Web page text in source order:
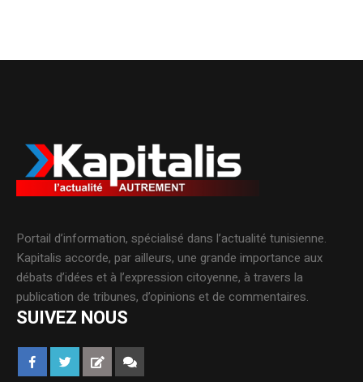
Portail d’information, spécialisé dans l’actualité tunisienne.
Kapitalis accorde, par ailleurs, une grande importance aux
débats d’idées et à l’expression citoyenne, à travers la
publication de tribunes, d’opinions et de commentaires.
SUIVEZ NOUS